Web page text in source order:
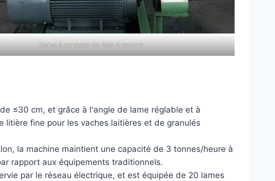
Usine à copeaux de bois à vendre
≤30 cm, et grâce à l'angle de lame réglable et à
fine pour les vaches laitières et de granulés
la machine maintient une capacité de 3 tonnes/heure à
rapport aux équipements traditionnels.
par le réseau électrique, et est équipée de 20 lames